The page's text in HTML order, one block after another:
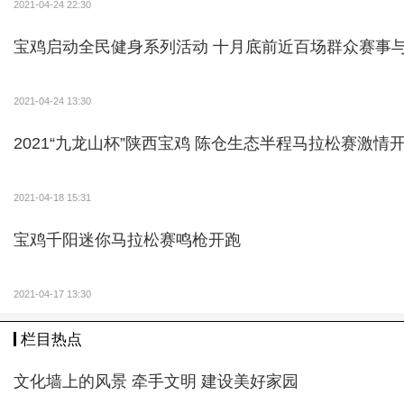
2021-04-24 22:30
宝鸡启动全民健身系列活动 十月底前近百场群众赛事
2021-04-24 13:30
2021“九龙山杯”陕西宝鸡 陈仓生态半程马拉松赛激情
2021-04-18 15:31
宝鸡千阳迷你马拉松赛鸣枪开跑
2021-04-17 13:30
栏目热点
文化墙上的风景 牵手文明 建设美好家园